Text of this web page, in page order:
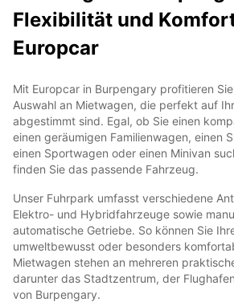
Flexibilität und
Europcar
Mit Europcar in Burpengary profitieren
Auswahl an Mietwagen, die perfekt auf
abgestimmt sind. Egal, ob Sie einen
einen geräumigen Familienwagen, einen
einen Sportwagen oder einen Minivan
finden Sie das passende Fahrzeug.
Unser Fuhrpark umfasst verschiedene
Elektro- und Hybridfahrzeuge sowie
automatische Getriebe. So können Sie
umweltbewusst oder besonders
Mietwagen stehen an mehreren
darunter das Stadtzentrum, der
von Burpengary.